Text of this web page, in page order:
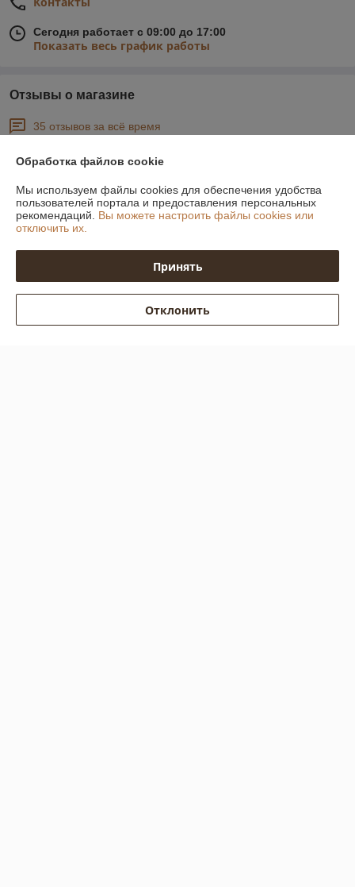
Сегодня работает с 09:00 до 17:00
Показать весь график работы
Отзывы о магазине
35 отзывов за всё время
Покупатель
Отлично
Все отлично!
Отлично
Объездил все сетевые магазины, не нашел профиль нужного цвета,
там с цветами вообще проблемы. Тут с утра приехал, быстро всё
Обработка файлов cookie
Мы используем файлы cookies для обеспечения удобства
пользователей портала и предоставления персональных
рекомендаций. Вы можете настроить файлы cookies или
отключить их.
Принять
Отклонить